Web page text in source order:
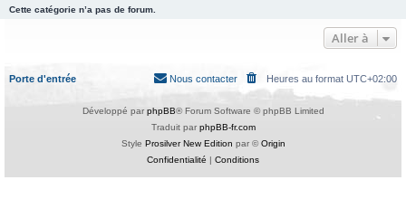
Cette catégorie n’a pas de forum.
Aller à
Porte d'entrée Heures au format UTC+02:00
Nous contacter
Développé par phpBB® Forum Software © phpBB Limited
Traduit par phpBB-fr.com
Style Prosilver New Edition par ©Origin
Confidentialité | Conditions